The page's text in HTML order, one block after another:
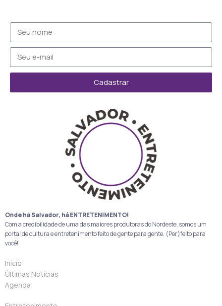
Cadastrar
Onde há Salvador, há ENTRETENIMENTO!
Com a credibilidade de uma das maiores produtoras do Nordeste, somos um
portal de cultura e entretenimento feito de gente para gente. (Per)feito para
você!
Início
Últimas Notícias
Agenda